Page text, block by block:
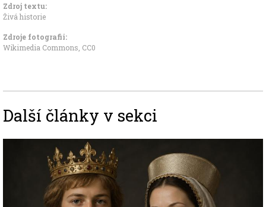
Zdroj textu:
Živá historie
Zdroje fotografii:
Wikimedia Commons CC0
Další články v sekci